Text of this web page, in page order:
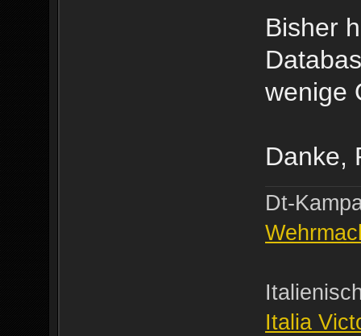
Bisher
wenige
Danke,
Dt-
Italia